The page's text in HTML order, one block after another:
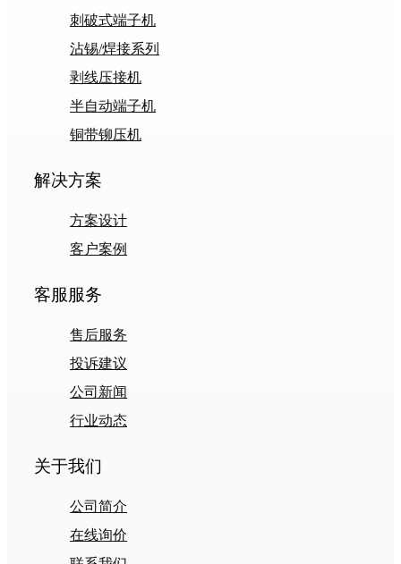
刺破式端子机
沾锡/焊接系列
剥线压接机
半自动端子机
铜带铆压机
解决方案
方案设计
客户案例
客服服务
售后服务
投诉建议
公司新闻
行业动态
关于我们
公司简介
在线询价